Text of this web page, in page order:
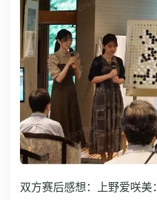
双方赛后感想：
上野爱咲